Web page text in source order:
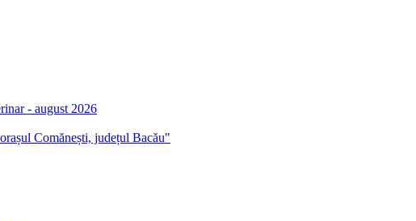
- august 2026
Comănești, județul Bacău"